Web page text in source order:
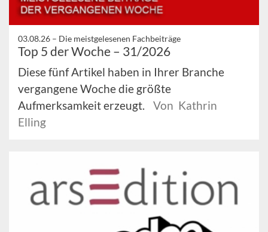
03.08.26 – Die meistgelesenen Fachbeiträge
Top 5 der Woche – 31/2026
Diese fünf Artikel haben in Ihrer Branche
vergangene Woche die größte
Aufmerksamkeit erzeugt.
Von Kathrin
Elling